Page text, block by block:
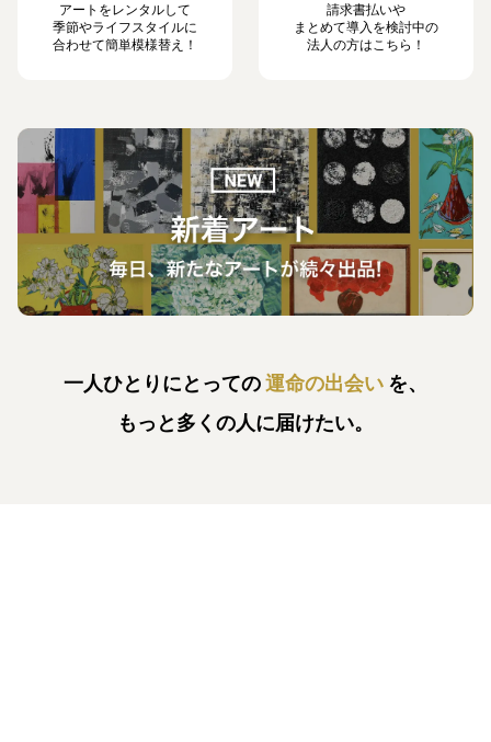
アートをレンタルして
季節やライフスタイルに
合わせて簡単模様替え！
請求書払いや
まとめて導入を検討中の
法人の方はこちら！
一人ひとりにとっての運命の出会い を、
もっと多くの人に届けたい。